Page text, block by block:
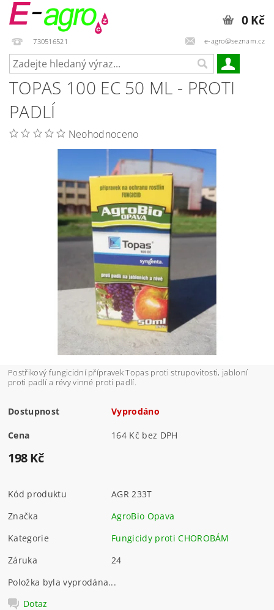
730516521 e-agro@seznam.cz
0 Kč
TOPAS 100 EC 50 ML - PROTI
PADLÍ
Neohodnoceno
Postřikový fungicidní přípravek Topas proti strupovitosti, jabloní
proti padlí a révy vinné proti padlí.
Dostupnost Vyprodáno
Cena 164 Kč bez DPH
198 Kč
Kód produktu
AGR 233T
Značka
AgroBio Opava
Kategorie
Fungicidy proti CHOROBÁM
Záruka
24
Položka byla vyprodána...
Dotaz